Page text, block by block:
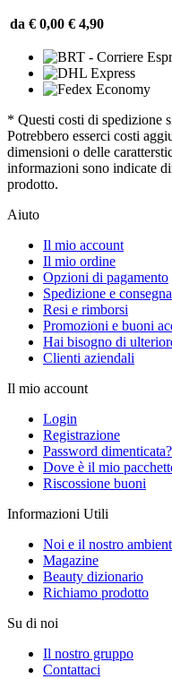
da € 0,00 € 4,90
* Questi costi di spedizione
Potrebbero esserci costi
dimensioni o delle
informazioni sono indicate
prodotto.
Aiuto
Il mio account
Il mio ordine
Opzioni di pagamento
Spedizione e consegna
Resi e rimborsi
Promozioni e buoni
Hai bisogno di
Clienti aziendali
Il mio account
Login
Registrazione
Password dimenticata?
Dove è il mio
Riscossione buoni
Informazioni Utili
Noi e il nostro
Magazine
Beauty dizionario
Richiamo prodotto
Su di noi
Il nostro gruppo
Contattaci